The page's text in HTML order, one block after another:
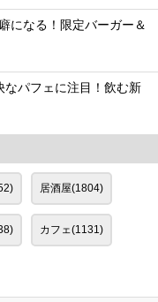
になる！限定バーガー＆
なパフェに注目！飲む新
居酒屋(1804)
カフェ(1131)